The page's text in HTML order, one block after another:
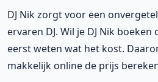
DJ Nik zorgt voor een
ervaren DJ. Wil je DJ Nik
eerst weten wat het kost.
makkelijk online de prijs